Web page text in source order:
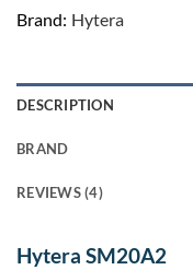
Brand: Hytera
DESCRIPTION
BRAND
REVIEWS (4)
Hytera SM20A2